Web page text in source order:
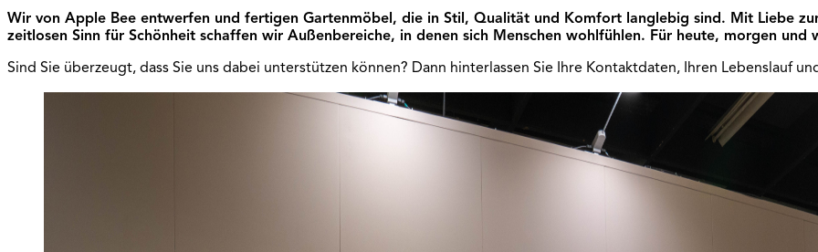
Wir von Apple Bee entwerfen und fertigen Gartenmöbel, die in Stil, Qualität und Komfort langlebig sind. Mit Liebe
zeitlosen Sinn für Schönheit schaffen wir Außenbereiche, in denen sich Menschen wohlfühlen. Für heute, morgen und
Sind Sie überzeugt, dass Sie uns dabei unterstützen können? Dann hinterlassen Sie Ihre Kontaktdaten, Ihren Lebenslauf